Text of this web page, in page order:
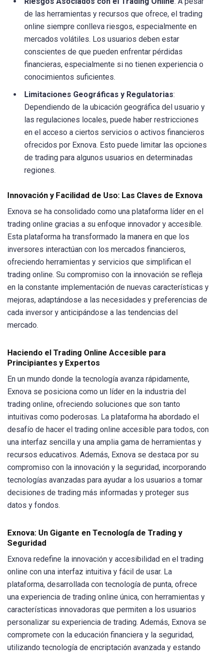
de las herramientas y recursos que ofrece, el trading
online siempre conlleva riesgos, especialmente en
mercados volátiles. Los usuarios deben estar
conscientes de que pueden enfrentar pérdidas
financieras, especialmente si no tienen experiencia o
conocimientos suficientes.
Limitaciones Geográficas y Regulatorias:
Dependiendo de la ubicación geográfica del usuario y
las regulaciones locales, puede haber restricciones
en el acceso a ciertos servicios o activos financieros
ofrecidos por Exnova. Esto puede limitar las opciones
de trading para algunos usuarios en determinadas
regiones.
Innovación y Facilidad de Uso: Las Claves de Exnova
Exnova se ha consolidado como una plataforma líder en el
trading online gracias a su enfoque innovador y accesible.
Esta plataforma ha transformado la manera en que los
inversores interactúan con los mercados financieros,
ofreciendo herramientas y servicios que simplifican el
trading online. Su compromiso con la innovación se refleja
en la constante implementación de nuevas características y
mejoras, adaptándose a las necesidades y preferencias de
cada inversor y anticipándose a las tendencias del
mercado.
Haciendo el Trading Online Accesible para
Principiantes y Expertos
En un mundo donde la tecnología avanza rápidamente,
Exnova se posiciona como un líder en la industria del
trading online, ofreciendo soluciones que son tanto
intuitivas como poderosas. La plataforma ha abordado el
desafío de hacer el trading online accesible para todos, con
una interfaz sencilla y una amplia gama de herramientas y
recursos educativos. Además, Exnova se destaca por su
compromiso con la innovación y la seguridad, incorporando
tecnologías avanzadas para ayudar a los usuarios a tomar
decisiones de trading más informadas y proteger sus
datos y fondos.
Exnova: Un Gigante en Tecnología de Trading y
Seguridad
Exnova redefine la innovación y accesibilidad en el trading
online con una interfaz intuitiva y fácil de usar. La
plataforma, desarrollada con tecnología de punta, ofrece
una experiencia de trading online única, con herramientas y
características innovadoras que permiten a los usuarios
personalizar su experiencia de trading. Además, Exnova se
compromete con la educación financiera y la seguridad,
utilizando tecnología de encriptación avanzada y estando